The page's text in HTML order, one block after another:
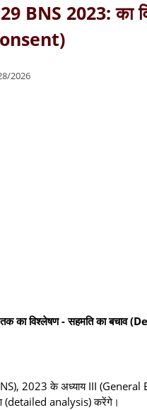
BNS 2023: का
2026
का विश्लेषण - सहमति का बचाव
2023 के अध्याय III
(detailed analysis) करेंगे।